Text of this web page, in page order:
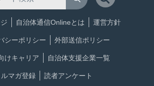
自治体通信Onlineとは 運営方針
シーポリシー 外部送信ポリシー
けキャリア 自治体支援企業一覧
ルマガ登録 読者アンケート